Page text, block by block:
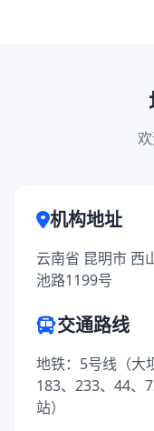
机构地址
云南省 昆明市 西
池路1199号
交通路线
地铁：5号线（大
183、233、44、
站）